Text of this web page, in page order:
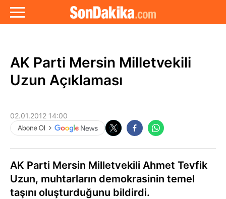
AK Parti Mersin Milletvekili
Uzun Açıklaması
02.01.2012 14:00
AK Parti Mersin Milletvekili Ahmet Tevfik
Uzun, muhtarların demokrasinin temel
taşını oluşturduğunu bildirdi.